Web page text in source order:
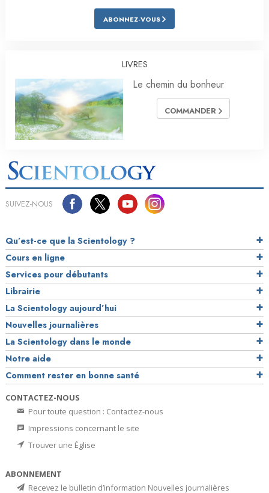
ABONNEZ-VOUS
LIVRES
Le chemin du bonheur
COMMANDER
SUIVEZ-NOUS
Qu’est-ce que la Scientology ?
Cours en ligne
Services pour débutants
Librairie
La Scientology aujourd’hui
Nouvelles journalières
La Scientology dans le monde
Notre aide
Comment rester en bonne santé
CONTACTEZ-NOUS
Pour toute question : Contactez-nous
Impressions concernant le site
Trouver une Église
ABONNEMENT
Recevez le bulletin d’information Nouvelles journalières